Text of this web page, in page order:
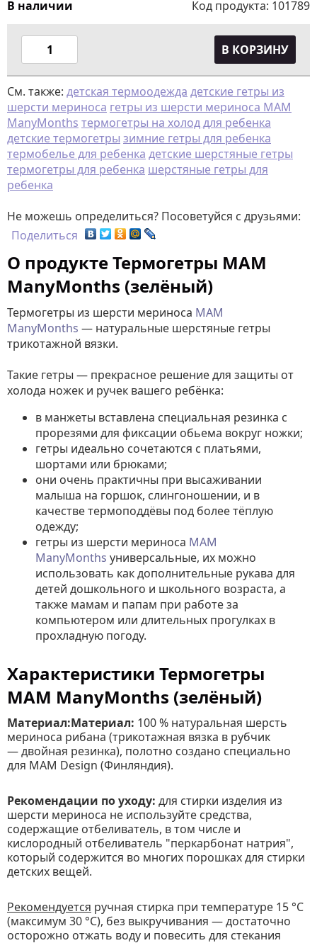
В наличии Код продукта: 101789
В КОРЗИНУ
См. также: детская термоодежда детские гетры из
шерсти мериноса гетры из шерсти мериноса MAM
ManyMonths термогетры на холод для ребенка
детские термогетры зимние гетры для ребенка
термобелье для ребенка детские шерстяные гетры
термогетры для ребенка шерстяные гетры для
ребенка
Не можешь определиться? Посоветуйся с друзьями:
Поделиться
О продукте Термогетры MAM
ManyMonths (зелёный)
Термогетры из шерсти мериноса MAM
ManyMonths — натуральные шерстяные гетры
трикотажной вязки.
Такие гетры — прекрасное решение для защиты от
холода ножек и ручек вашего ребёнка:
в манжеты вставлена специальная резинка с
прорезями для фиксации обьема вокруг ножки;
гетры идеально сочетаются с платьями,
шортами или брюками;
они очень практичны при высаживании
малыша на горшок, слингоношении, и в
качестве термоподдёвы под более тёплую
одежду;
гетры из шерсти мериноса MAM
ManyMonths универсальные, их можно
использовать как дополнительные рукава для
детей дошкольного и школьного возраста, а
также мамам и папам при работе за
компьютером или длительных прогулках в
прохладную погоду.
Характеристики Термогетры
MAM ManyMonths (зелёный)
Материал:Материал: 100 % натуральная шерсть
мериноса рибана (трикотажная вязка в рубчик
— двойная резинка), полотно создано специально
для MAM Design (Финляндия).
Рекомендации по уходу: для стирки изделия из
шерсти мериноса не используйте средства,
содержащие отбеливатель, в том числе и
кислородный отбеливатель "перкарбонат натрия",
который содержится во многих порошках для стирки
детских вещей.
Рекомендуется ручная стирка при температуре 15 °C
(максимум 30 °C), без выкручивания — достаточно
осторожно отжать воду и повесить для стекания